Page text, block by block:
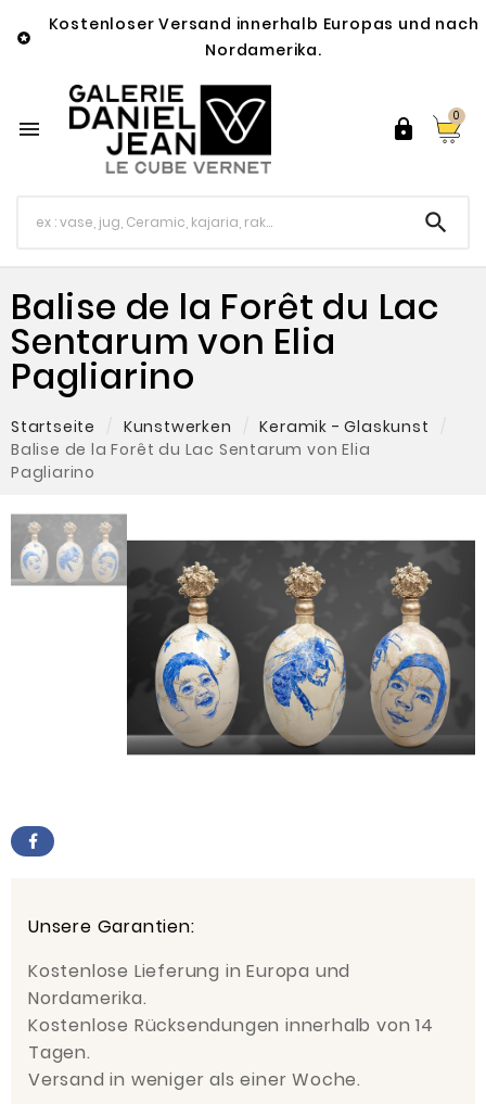

Kostenloser Versand innerhalb Europas und nach
Nordamerika.
 
0

Balise de la Forêt du Lac
Sentarum von Elia
Pagliarino
Startseite Kunstwerken
Keramik - Glaskunst
Balise de la Forêt du Lac Sentarum von Elia
Pagliarino
Unsere Garantien:
Kostenlose Lieferung in Europa und
Nordamerika.
Kostenlose Rücksendungen innerhalb von 14
Tagen.
Versand in weniger als einer Woche.